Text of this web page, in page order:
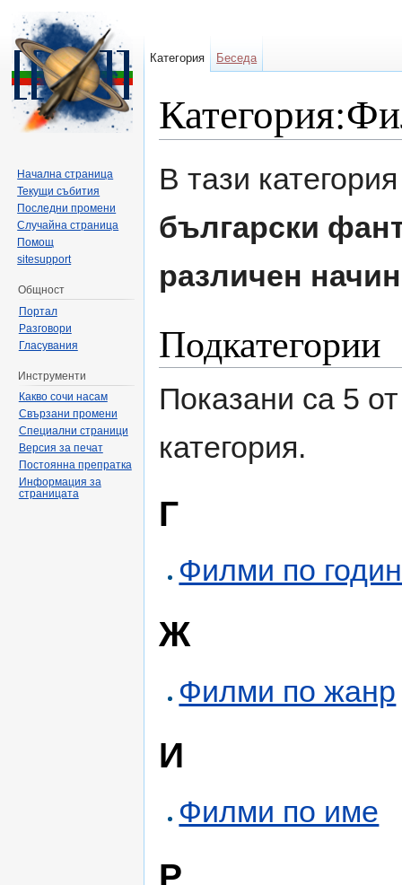
В тази
български
различен начин
Подкатегории
Показани са 5
категория.
Г
Филми по
Ж
Филми по жанр
И
Филми по име
Р
Категория Беседа
Начална страница
Текущи събития
Последни промени
Случайна страница
Помощ
sitesupport
Общност
Портал
Разговори
Гласувания
Инструменти
Какво сочи насам
Свързани промени
Специални страници
Версия за печат
Постоянна препратка
Информация за
страницата